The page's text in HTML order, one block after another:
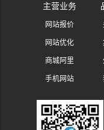
主营业务
网站报价
网站优化
商城阿里
手机网站